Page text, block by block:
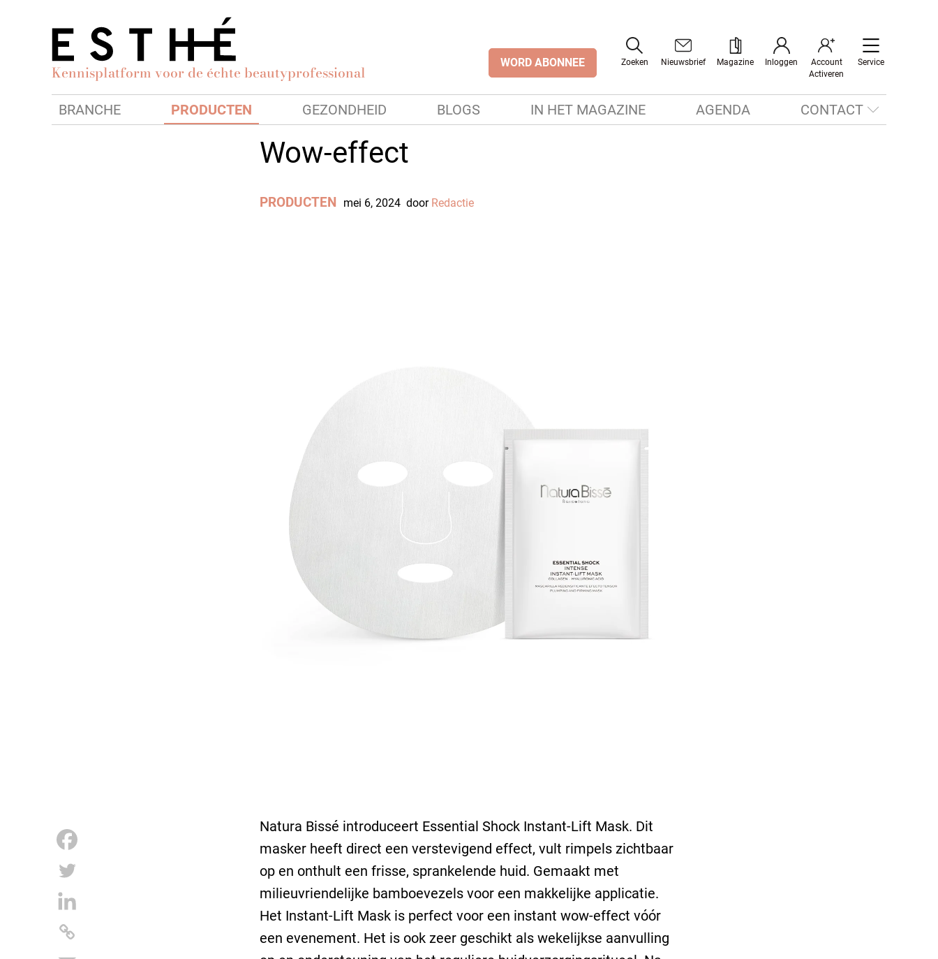
Kennisplatform voor de échte beautyprofessional WORD ABONNEE Zoeken Nieuwsbrief Magazine Inloggen
Account
Activeren
Service
BRANCHE PRODUCTEN GEZONDHEID BLOGS IN HET MAGAZINE AGENDA CONTACT
Wow-effect
PRODUCTEN mei 6, 2024 door Redactie
Natura Bissé introduceert Essential Shock Instant-Lift Mask. Dit
masker heeft direct een verstevigend effect, vult rimpels zichtbaar
op en onthult een frisse, sprankelende huid. Gemaakt met
milieuvriendelijke bamboevezels voor een makkelijke applicatie.
Het Instant-Lift Mask is perfect voor een instant wow-effect vóór
een evenement. Het is ook zeer geschikt als wekelijkse aanvulling